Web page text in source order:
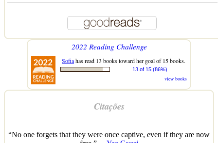
2022 Reading Challenge
Sofiahas read 13 books toward her goal of 15 books.
13 of 15 (86%)
view books
Citações
“No one forgets that they were once captive, even if they are now